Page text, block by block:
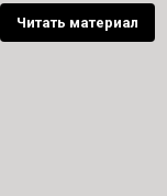
Читать материал